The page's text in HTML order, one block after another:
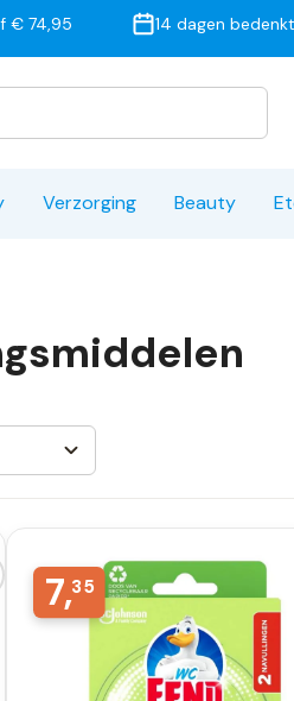
€ 74,95 14 dagen
Verzorging Beauty
7,35